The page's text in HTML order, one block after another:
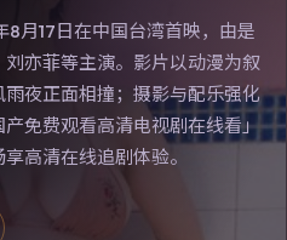
月17日在中国台湾首映，由是
亦菲等主演。影片以动漫为叙
夜正面相撞；摄影与配乐强化
免费观看高清电视剧在线看」
高清在线追剧体验。